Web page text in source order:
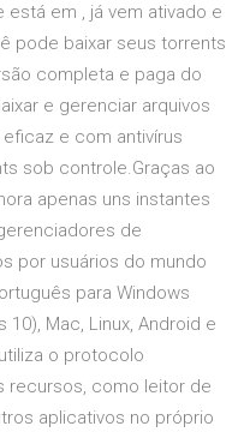
está em , já vem ativado e
pode baixar seus torrents
completa e paga do
e gerenciar arquivos
e com antivírus
sob controle.Graças ao
apenas uns instantes
de
por usuários do mundo
para Windows
10), Mac, Linux, Android e
o protocolo
recursos, como leitor de
aplicativos no próprio